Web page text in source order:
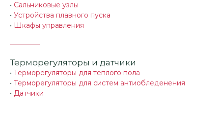
• Сальниковые узлы
• Устройства плавного пуска
• Шкафы управления
Терморегуляторы и датчики
• Терморегуляторы для теплого пола
• Терморегуляторы для систем антиобледенения
• Датчики